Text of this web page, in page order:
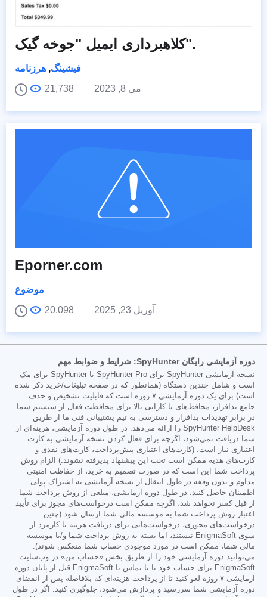
کلاهبرداری ایمیل "جوخه گیک".
فیشینگ, هرزنامه
می 8, 2023
21,738
Eporner.com
موضوع
آوریل 23, 2025
20,098
دوره آزمایشی رایگان SpyHunter: شرایط و ضوابط مهم
نسخه آزمایشی SpyHunter برای SpyHunter Pro یا SpyHunter برای مک
است و شامل چندین دستگاه (همانطور که در صفحه تبلیغات/خرید ذکر شده
است) برای یک دوره آزمایشی ۷ روزه است که قابلیت تشخیص و حذف
جامع بدافزار، محافظ‌های با کارایی بالا برای محافظت فعال از سیستم شما
در برابر تهدیدات بدافزار و دسترسی به تیم پشتیبانی فنی ما از طریق
SpyHunter HelpDesk را ارائه می‌دهد. در طول دوره آزمایشی، هزینه‌ای از
شما دریافت نمی‌شود، اگرچه برای فعال کردن نسخه آزمایشی به کارت
اعتباری نیاز است. (کارت‌های اعتباری پیش‌پرداخت، کارت‌های نقدی و
کارت‌های هدیه ممکن است تحت این پیشنهاد پذیرفته نشوند.) الزام روش
پرداخت شما این است که در صورت تصمیم به خرید، از حفاظت امنیتی
مداوم و بدون وقفه در طول انتقال از نسخه آزمایشی به اشتراک پولی
اطمینان حاصل کنید. در طول دوره آزمایشی، مبلغی از روش پرداخت شما
از قبل کسر نخواهد شد، اگرچه ممکن است درخواست‌های مجوز برای تأیید
اعتبار روش پرداخت شما به موسسه مالی شما ارسال شود (چنین
درخواست‌های مجوزی، درخواست‌هایی برای دریافت هزینه یا کارمزد از
سوی EnigmaSoft نیستند، اما بسته به روش پرداخت شما و/یا موسسه
مالی شما، ممکن است در مورد موجودی حساب شما منعکس شوند).
می‌توانید دوره آزمایشی خود را از طریق بخش «حساب من» در وب‌سایت
EnigmaSoft برای حساب خود یا با تماس با EnigmaSoft قبل از پایان دوره
آزمایشی ۷ روزه لغو کنید تا از پرداخت هزینه‌ای که بلافاصله پس از انقضای
دوره آزمایشی شما سررسید و پردازش می‌شود، جلوگیری کنید. اگر در طول